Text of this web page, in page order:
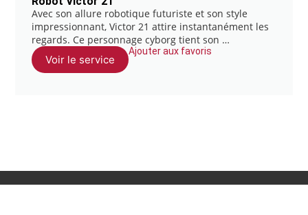
Avec son allure robotique futuriste et son style
impressionnant, Victor 21 attire instantanément les
regards. Ce personnage cyborg tient son …
Voir le service
Ajouter aux favoris